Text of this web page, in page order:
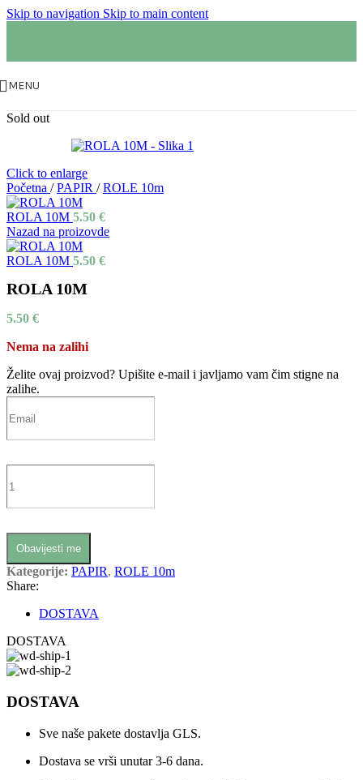
Skip to navigation Skip to main content
MENU
Sold out
Click to enlarge
Početna / PAPIR / ROLE 10m
ROLA 10M 5.50 €
Nazad na proizovde
ROLA 10M 5.50 €
ROLA 10M
5.50 €
Nema na zalihi
Želite ovaj proizvod? Upišite e-mail i javljamo vam čim stigne na
zalihe.
Obavijesti me
Kategorije: PAPIR, ROLE 10m
Share:
DOSTAVA
DOSTAVA
DOSTAVA
Sve naše pakete dostavlja GLS.
Dostava se vrši unutar 3-6 dana.